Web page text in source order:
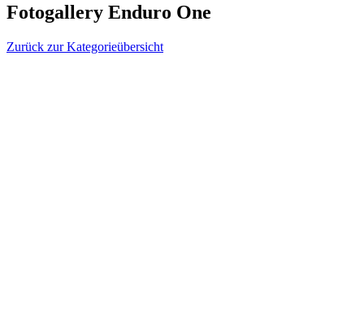
Fotogallery Enduro One
Zurück zur Kategorieübersicht